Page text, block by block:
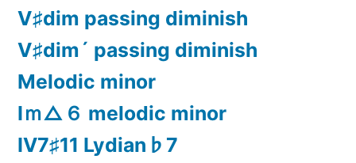
Ⅴ♯dim passing diminish
Ⅴ♯dim´ passing diminish
Melodic minor
Ⅰｍ△６ melodic minor
Ⅳ7♯11 Lydian♭7